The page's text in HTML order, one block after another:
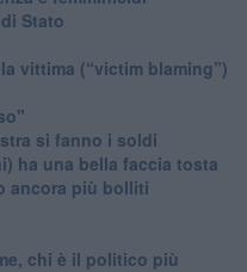
Stato
vittima (“victim blaming”)
si fanno i soldi
ha una bella faccia tosta
ancora più bolliti
chi è il politico più